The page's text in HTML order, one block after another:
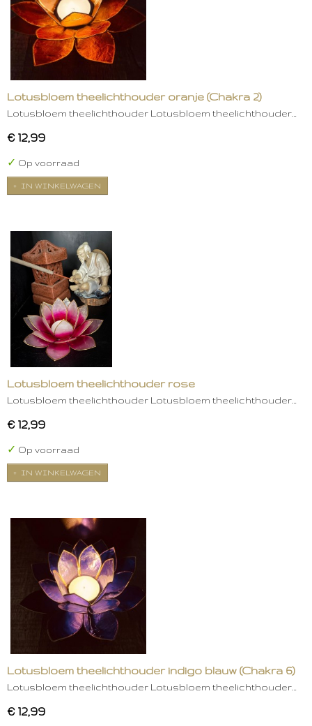
Lotusbloem theelichthouder oranje (Chakra 2)
Lotusbloem theelichthouder Lotusbloem theelichthouder…
€ 12,99
✓ Op voorraad
IN WINKELWAGEN
Lotusbloem theelichthouder rose
Lotusbloem theelichthouder Lotusbloem theelichthouder…
€ 12,99
✓ Op voorraad
IN WINKELWAGEN
Lotusbloem theelichthouder indigo blauw (Chakra 6)
Lotusbloem theelichthouder Lotusbloem theelichthouder…
€ 12,99